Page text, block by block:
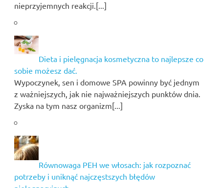
nieprzyjemnych reakcji.[...]
Dieta i pielęgnacja kosmetyczna to najlepsze co
sobie możesz dać.
Wypoczynek, sen i domowe SPA powinny być jednym
z ważniejszych, jak nie najważniejszych punktów dnia.
Zyska na tym nasz organizm[...]
Równowaga PEH we włosach: jak rozpoznać
potrzeby i uniknąć najczęstszych błędów